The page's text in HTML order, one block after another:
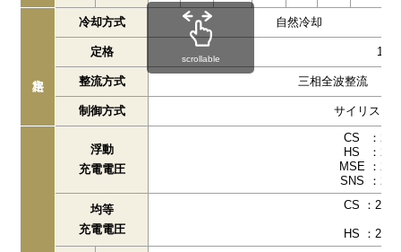
冷却方式 自然冷却
定格
整流方式 三相全波整流
制御方式 サイリスタ
浮動
充電電圧
CS
：
HS
：
MSE
：
SNS
：
均等
充電電圧
CS ：
HS ：
scrollable